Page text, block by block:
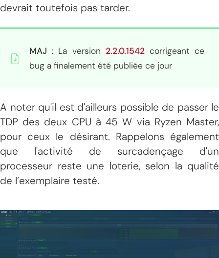
devrait toutefois pas tarder.
MAJ : La version 2.2.0.1542corrigeant ce
bug a finalement été publiée ce jour
A noter qu'il est d'ailleurs possible de passer le
TDP des deux CPU à 45 W via Ryzen Master,
pour ceux le désirant. Rappelons également
que l'activité de surcadençage d'un
processeur reste une loterie, selon la qualité
de l’exemplaire testé.